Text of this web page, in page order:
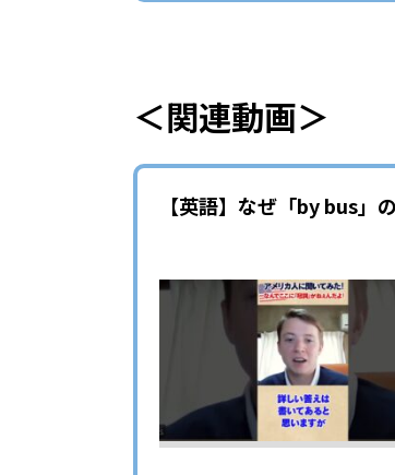
＜関連動画＞
【英語】なぜ「by bus」